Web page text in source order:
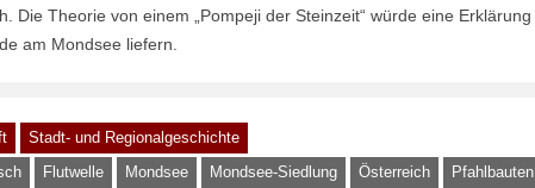
Die Theorie von einem „Pompeji der Steinzeit“ würde eine Erklärung
am Mondsee liefern.
Stadt- und Regionalgeschichte
Flutwelle Mondsee Mondsee-Siedlung Österreich
Pfahlbauten